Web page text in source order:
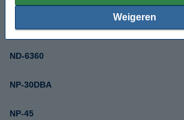
Weigeren
NA-1689004
ND-6360
NP-30DBA
NP-45